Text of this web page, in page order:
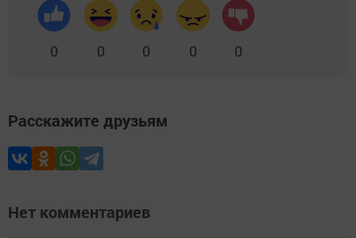
0 0 0 0 0
Расскажите друзьям
Нет комментариев